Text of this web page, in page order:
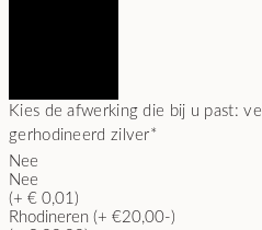
Kies de afwerking die bij u past:
gerhodineerd zilver*
Nee
Nee
(+ € 0,01)
Rhodineren (+ €20,00-)